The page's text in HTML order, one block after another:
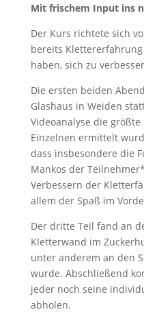
Mit frischem Input ins
Der Kurs richtete sich
bereits
haben, sich zu
Die ersten beiden
Glashaus in Weiden
Videoanalyse die
Einzelnen ermittelt
dass insbesondere die
Mankos der
Verbessern der
allem der Spaß im
Der dritte Teil fand an
Kletterwand im
unter anderem an den
wurde. Abschließend
jeder noch seine
abholen.